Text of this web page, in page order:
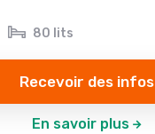
80 lits
Recevoir des infos
En savoir plus